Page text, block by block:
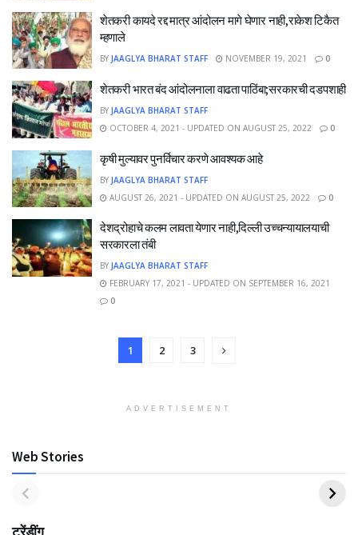
शेतकरी कायदे रद्द मात्र आंदोलन मागे घेणार नाही,राकेश टिकैत
म्हणाले
BY JAAGLYA BHARAT STAFF NOVEMBER 19, 2021 0
शेतकरी भारत बंद आंदोलनाला वाढता पाठिंबा;सरकारची दडपशाही
BY JAAGLYA BHARAT STAFF
OCTOBER 4, 2021 - UPDATED ON AUGUST 25, 2022
0
कृषी मुल्यावर पुनर्विचार करणे आवश्यक आहे
BY JAAGLYA BHARAT STAFF
AUGUST 26, 2021 - UPDATED ON AUGUST 25, 2022
0
देशद्रोहाचे कलम लावता येणार नाही,दिल्ली उच्चन्यायालयाची
सरकारला तंबी
BY JAAGLYA BHARAT STAFF
FEBRUARY 17, 2021 - UPDATED ON SEPTEMBER 16, 2021
0
1 2 3
ADVERTISEMENT
Web Stories